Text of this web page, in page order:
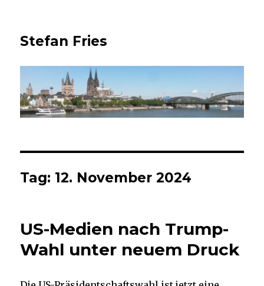
Stefan Fries
Tag: 12. November 2024
US-Medien nach Trump-
Wahl unter neuem Druck